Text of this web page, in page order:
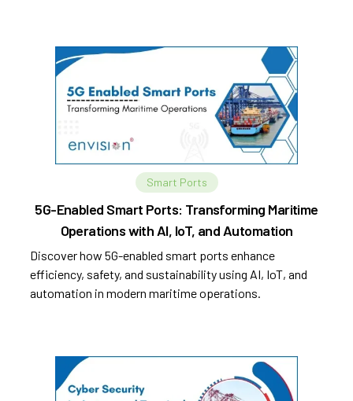
Smart Ports
5G-Enabled Smart Ports: Transforming Maritime
Operations with AI, IoT, and Automation
Discover how 5G-enabled smart ports enhance
efficiency, safety, and sustainability using AI, IoT, and
automation in modern maritime operations.